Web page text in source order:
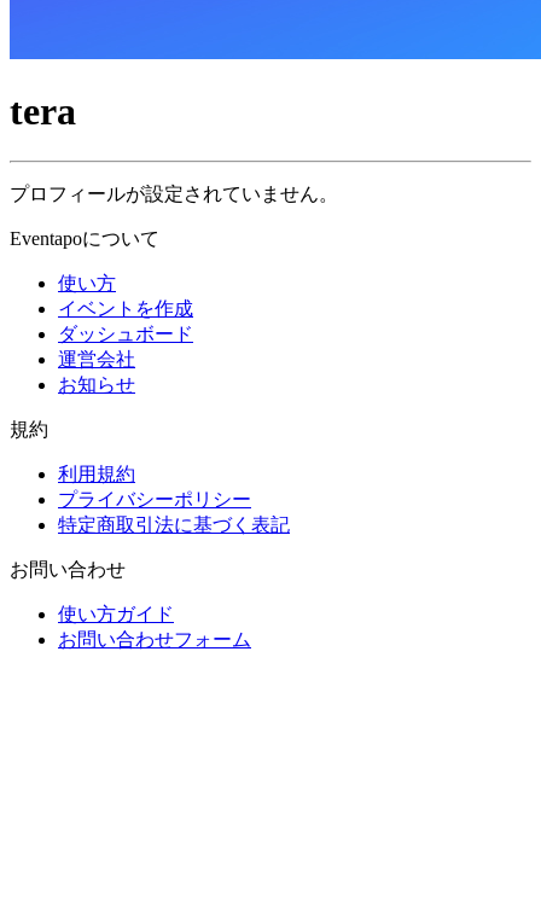
tera
プロフィールが設定されていません。
Eventapoについて
使い方
イベントを作成
ダッシュボード
運営会社
お知らせ
規約
利用規約
プライバシーポリシー
特定商取引法に基づく表記
お問い合わせ
使い方ガイド
お問い合わせフォーム